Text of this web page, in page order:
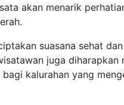
akan menarik
suasana sehat
juga diharapkan
bagi kalurahan yang